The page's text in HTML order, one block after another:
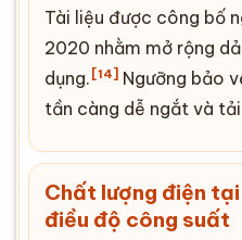
Tài liệu được công bố
2020 nhằm mở rộng
dụng. [14] Ngưỡng bảo
tần càng dễ ngắt và
Chất lượng điện
điều độ công suất